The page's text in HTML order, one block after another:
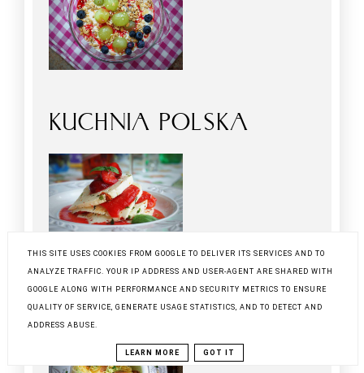
KUCHNIA POLSKA
KUCHNIA WŁOSKA
THIS SITE USES COOKIES FROM GOOGLE TO DELIVER ITS SERVICES AND TO
ANALYZE TRAFFIC. YOUR IP ADDRESS AND USER-AGENT ARE SHARED WITH
GOOGLE ALONG WITH PERFORMANCE AND SECURITY METRICS TO ENSURE
QUALITY OF SERVICE, GENERATE USAGE STATISTICS, AND TO DETECT AND
ADDRESS ABUSE.
LEARN MORE GOT IT